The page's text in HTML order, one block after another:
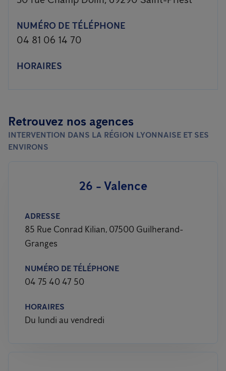
NUMÉRO DE TÉLÉPHONE
04 81 06 14 70
HORAIRES
Retrouvez nos agences
INTERVENTION DANS LA RÉGION LYONNAISE ET SES
ENVIRONS
26 - Valence
ADRESSE
85 Rue Conrad Kilian, 07500 Guilherand-
Granges
NUMÉRO DE TÉLÉPHONE
04 75 40 47 50
HORAIRES
Du lundi au vendredi